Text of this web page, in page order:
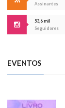
Assinantes
53,6 mil
Seguidores
EVENTOS